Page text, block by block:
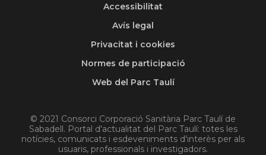
© 2021 Consorci Corporació Sanitària Parc Taulí de
Sabadell. Portal d'actualitat del Parc Taulí: totes les
notícies, comunicats i esdeveniments d'interès per als
usuaris, professionals i investigadors.
Accessibilitat
Avís legal
Privacitat i cookies
Normes de participació
Web del Parc Taulí